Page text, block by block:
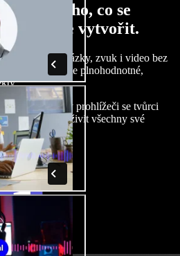
toho, co se
dokážete vytvořit.
přidávejte obrázky, zvuk i video bez
hlas a tvořte plnohodnotné,
přímo v prohlížeči se tvůrci
omezení a oživit všechny své